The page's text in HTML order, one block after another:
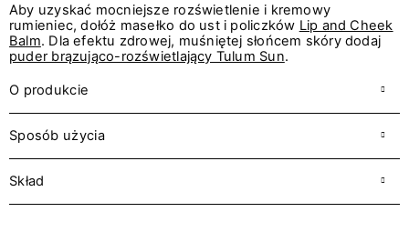
Aby uzyskać mocniejsze rozświetlenie i kremowy
rumieniec, dołóż masełko do ust i policzków Lip and Cheek
Balm. Dla efektu zdrowej, muśniętej słońcem skóry dodaj
puder brązująco-rozświetlający Tulum Sun.
O produkcie
Sposób użycia
Skład